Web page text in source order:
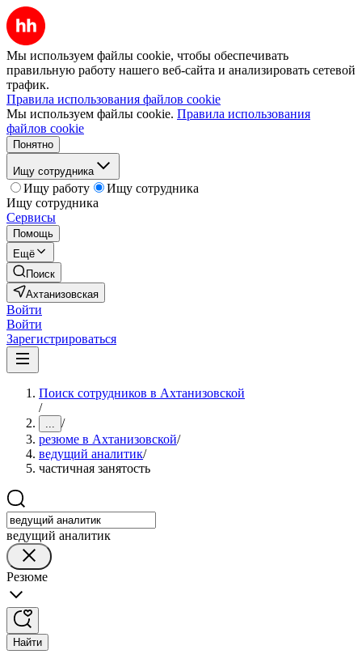
Мы используем файлы cookie, чтобы обеспечивать
правильную работу нашего веб-сайта и анализировать сетевой
трафик.
Правила использования файлов cookie
Мы используем файлы cookie. Правила использования
файлов cookie
Понятно
Ищу сотрудника
Ищу работу
Ищу сотрудника
Ищу сотрудника
Сервисы
Помощь
Ещё
Поиск
Ахтанизовская
Войти
Войти
Зарегистрироваться
Поиск сотрудников в Ахтанизовской
/
... /
резюме в Ахтанизовской/
ведущий аналитик/
частичная занятость
ведущий аналитик
Резюме
Найти